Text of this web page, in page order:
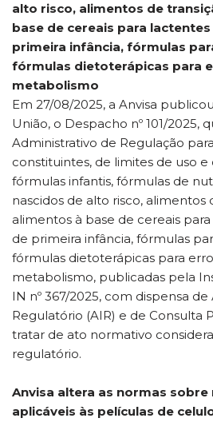
alto risco, alimentos de
base de cereais para
primeira infância, fórmulas
fórmulas dietoterápicas para
metabolismo
Em 27/08/2025, a Anvisa
União, o Despacho nº 101/2025,
Administrativo de Regulação
constituintes, de limites de uso e
fórmulas infantis, fórmulas de
nascidos de alto risco, alimentos
alimentos à base de cereais
de primeira infância, fórmulas
fórmulas dietoterápicas para
metabolismo, publicadas pela
IN nº 367/2025, com dispensa
Regulatório (AIR) e de Consulta
tratar de ato normativo
regulatório.
Anvisa altera as normas
aplicáveis às películas de